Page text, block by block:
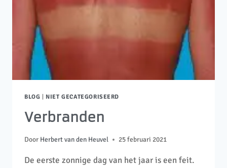
BLOG | NIET GECATEGORISEERD
Verbranden
Door Herbert van den Heuvel 25 februari 2021
De eerste zonnige dag van het jaar is een feit.